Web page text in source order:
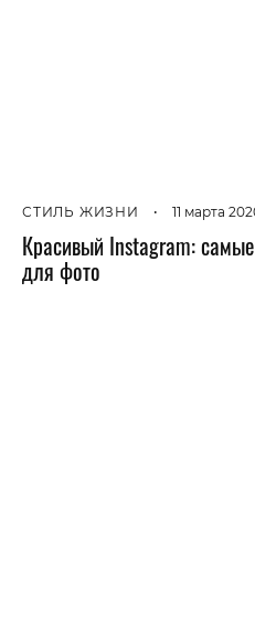
СТИЛЬ ЖИЗНИ • 11 марта
Красивый Instagram:
для фото